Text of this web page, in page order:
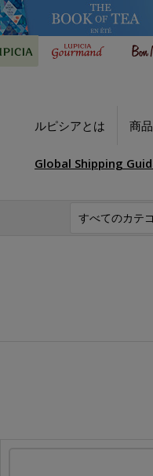
ルピシアとは 商
Global Shipping